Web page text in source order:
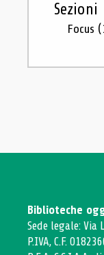
Sezioni
Focus
Biblioteche
Sede legale: Via
P.IVA, C.F.